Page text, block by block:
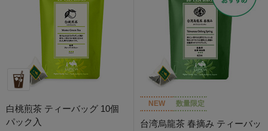
白桃煎茶 ティーバッグ 10個
パック入
NEW 数量限定
台湾烏龍茶 春摘み ティーバッ